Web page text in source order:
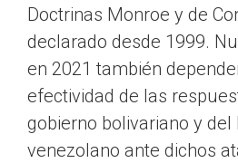
Doctrinas Monroe y de
declarado desde 1999.
en 2021 también
efectividad de las
gobierno bolivariano y del
venezolano ante dichos